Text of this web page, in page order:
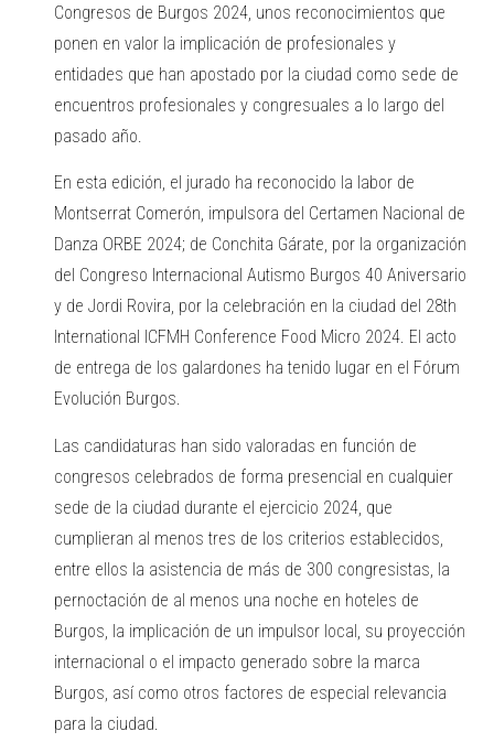
Congresos de Burgos 2024, unos reconocimientos que
ponen en valor la implicación de profesionales y
entidades que han apostado por la ciudad como sede de
encuentros profesionales y congresuales a lo largo del
pasado año.
En esta edición, el jurado ha reconocido la labor de
Montserrat Comerón, impulsora del Certamen Nacional de
Danza ORBE 2024; de Conchita Gárate, por la organización
del Congreso Internacional Autismo Burgos 40 Aniversario
y de Jordi Rovira, por la celebración en la ciudad del 28th
International ICFMH Conference Food Micro 2024. El acto
de entrega de los galardones ha tenido lugar en el Fórum
Evolución Burgos.
Las candidaturas han sido valoradas en función de
congresos celebrados de forma presencial en cualquier
sede de la ciudad durante el ejercicio 2024, que
cumplieran al menos tres de los criterios establecidos,
entre ellos la asistencia de más de 300 congresistas, la
pernoctación de al menos una noche en hoteles de
Burgos, la implicación de un impulsor local, su proyección
internacional o el impacto generado sobre la marca
Burgos, así como otros factores de especial relevancia
para la ciudad.